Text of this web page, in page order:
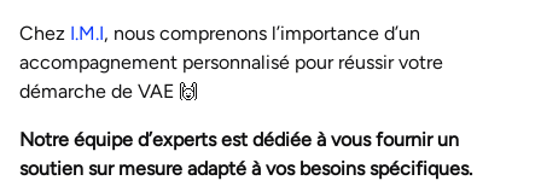
Chez I.M.I, nous comprenons l’importance d’un
accompagnement personnalisé pour réussir votre
démarche de VAE 🙌
Notre équipe d’experts est dédiée à vous fournir un
soutien sur mesure adapté à vos besoins spécifiques.